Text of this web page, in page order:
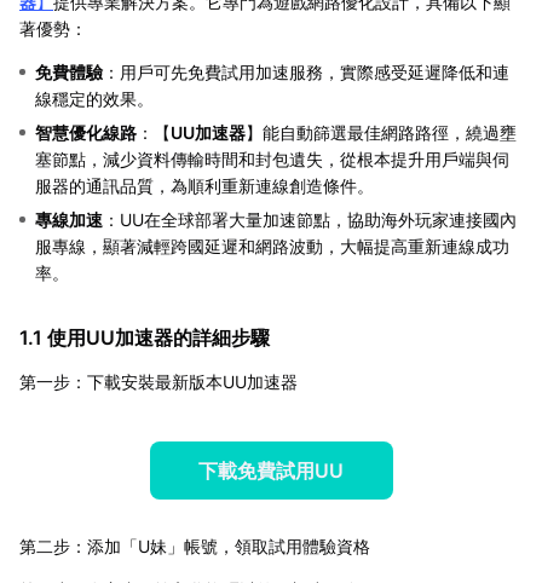
著優勢：
免費體驗 ：用戶可先免費試用加速服務，實際感受延遲降低和連
線穩定的效果。
智慧優化線路 ：【UU加速器】能自動篩選最佳網路路徑，繞過壅
塞節點，減少資料傳輸時間和封包遺失，從根本提升用戶端與伺
服器的通訊品質，為順利重新連線創造條件。
專線加速 ：UU在全球部署大量加速節點，協助海外玩家連接國內
服專線，顯著減輕跨國延遲和網路波動，大幅提高重新連線成功
率。
1.1 使用UU加速器的詳細步驟
第一步：下載安裝最新版本UU加速器
下載免費試用UU
第二步：添加「U妹」帳號，領取試用體驗資格